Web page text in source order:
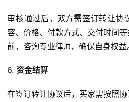
审核通过后，双方需签订转让协
容、价格、付款方式、交付时间
前，咨询专业律师，确保自身权益。
6. 资金结算
在签订转让协议后，买家需按照